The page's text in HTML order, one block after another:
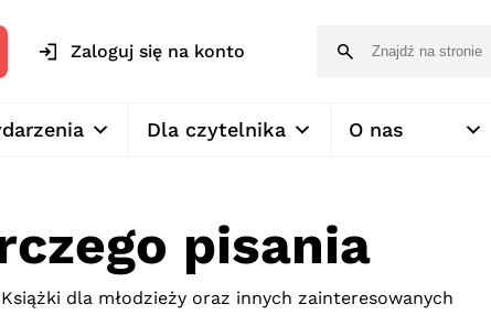
Zaloguj się na konto
Dla czytelnika O nas
pisania
dla młodzieży oraz innych zainteresowanych